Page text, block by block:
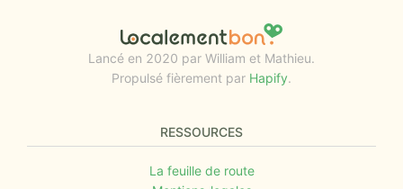
Lancé en 2020 par William et Mathieu.
Propulsé fièrement par Hapify.
RESSOURCES
La feuille de route